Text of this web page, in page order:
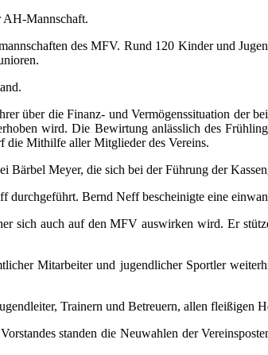
AH-Mannschaft.
des MFV. Rund 120 Kinder und
über die Finanz- und Vermögenssituation der
wird. Die Bewirtung anlässlich des
die Mithilfe aller Mitglieder des Vereins.
Meyer, die sich bei der Führung der
Bernd Neff bescheinigte eine
sich auch auf den MFV auswirken wird. Er
Mitarbeiter und jugendlicher Sportler
Trainern und Betreuern, allen fleißigen
standen die Neuwahlen der